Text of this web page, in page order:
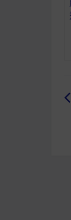
文